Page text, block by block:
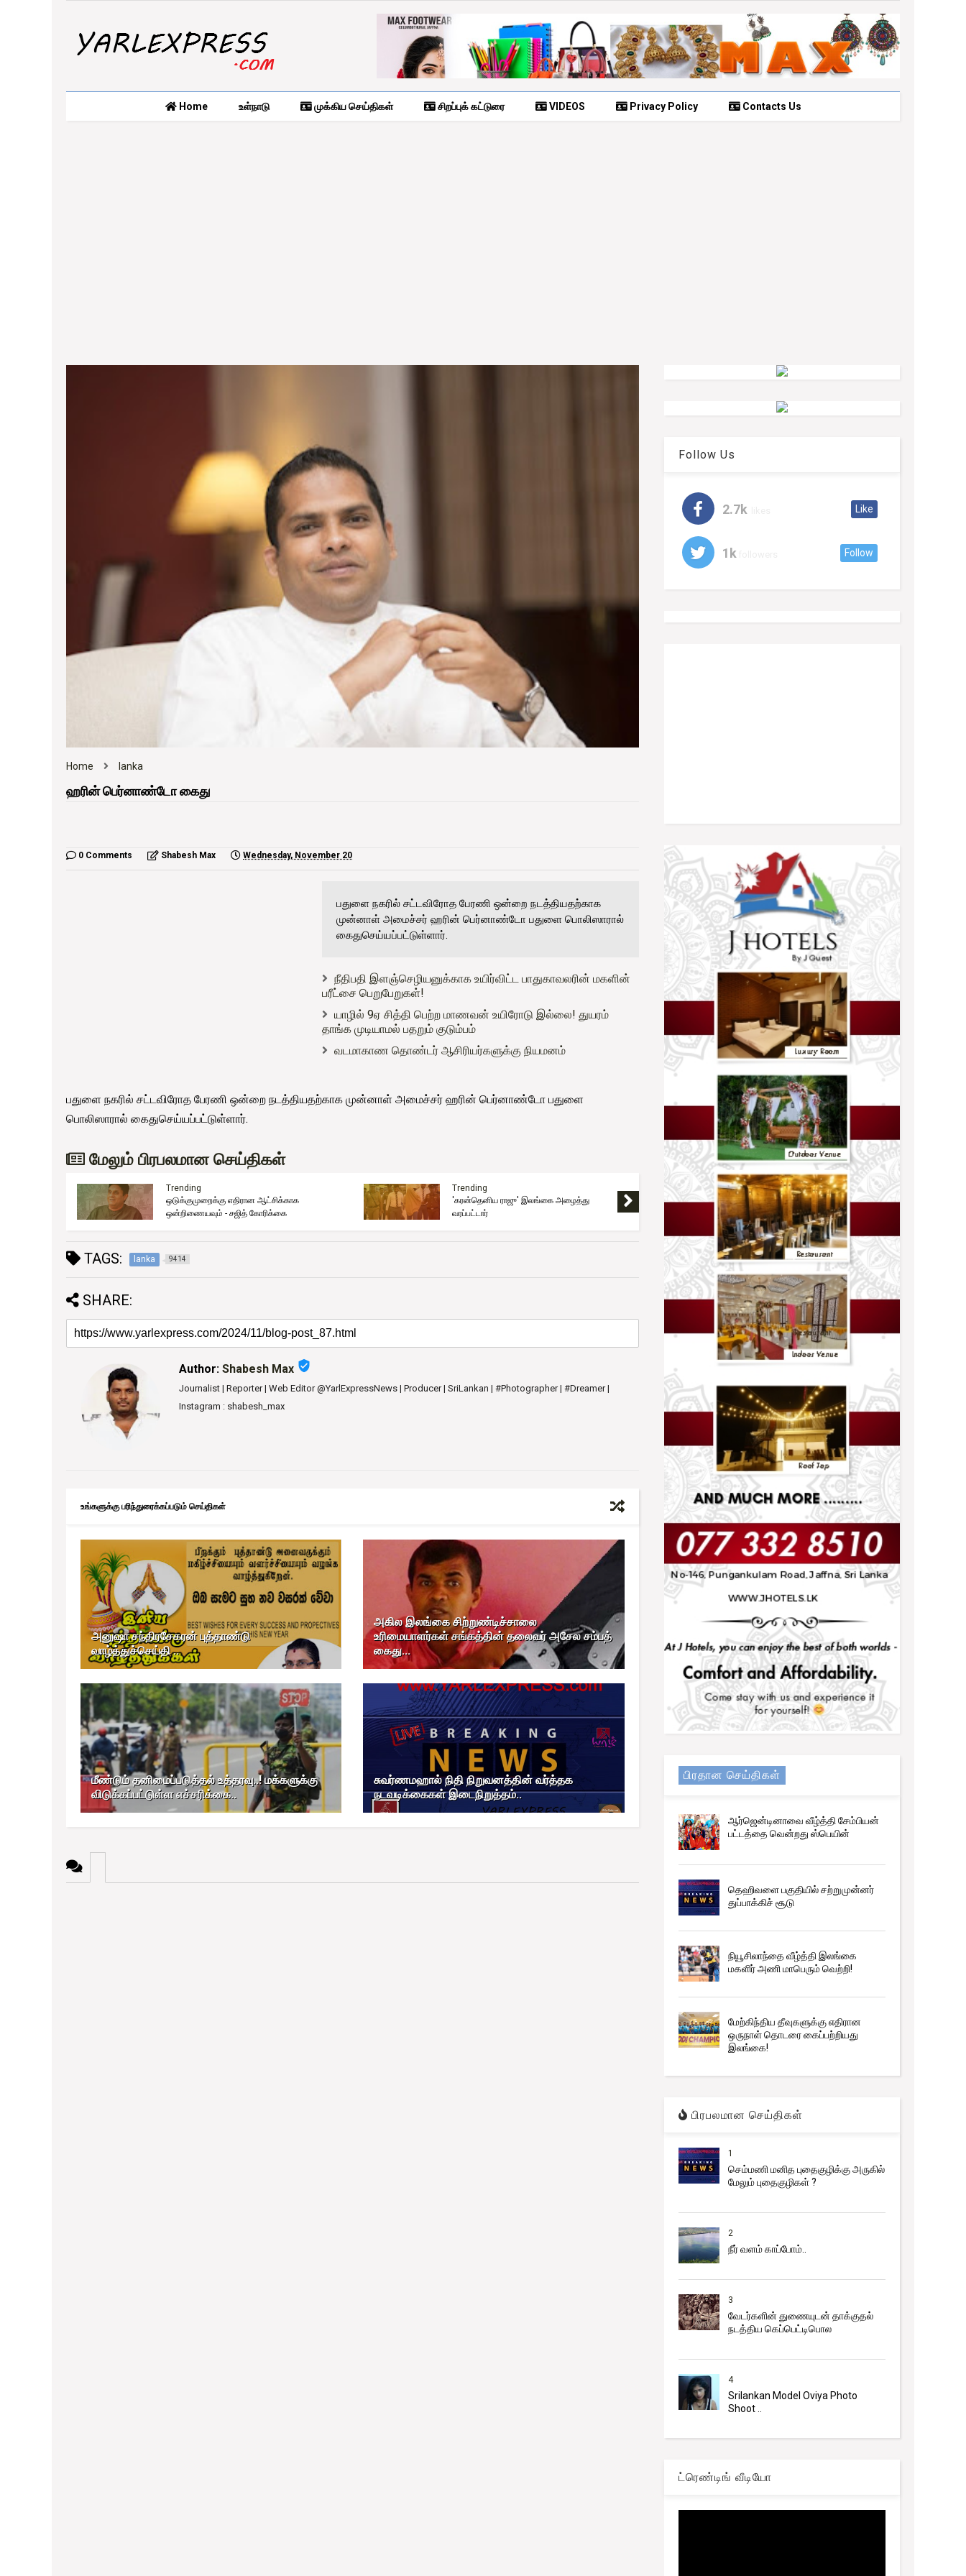
Home உள்நாடு முக்கிய செய்திகள் சிறப்புக் கட்டுரை VIDEOS Privacy Policy Contacts Us
Home lanka
ஹரின் பெர்னாண்டோ கைது
0 Comments Shabesh Max Wednesday, November 20
பதுளை நகரில் சட்டவிரோத பேரணி ஒன்றை நடத்தியதற்காக
முன்னாள் அமைச்சர் ஹரின் பெர்னாண்டோ பதுளை பொலிஸாரால்
கைதுசெய்யப்பட்டுள்ளார்.
நீதிபதி இளஞ்செழியனுக்காக உயிர்விட்ட பாதுகாவலரின் மகளின்
பரீட்சை பெறுபேறுகள்!
யாழில் 9ஏ சித்தி பெற்ற மாணவன் உயிரோடு இல்லை! துயரம்
தாங்க முடியாமல் பதறும் குடும்பம்
வடமாகாண தொண்டர் ஆசிரியர்களுக்கு நியமனம்
பதுளை நகரில் சட்டவிரோத பேரணி ஒன்றை நடத்தியதற்காக முன்னாள் அமைச்சர் ஹரின் பெர்னாண்டோ பதுளை
பொலிஸாரால் கைதுசெய்யப்பட்டுள்ளார்.
மேலும் பிரபலமான செய்திகள்
Trending
ஒடுக்குமுறைக்கு எதிரான ஆட்சிக்காக
ஒன்றிணையவும் - சஜித் கோரிக்கை
Trending
'கரன்தெனிய ராஜு' இலங்கை அழைத்து
வரப்பட்டார்
Trending
நிர்ணயிக்கப்பட்ட திகதிகளில் பரீட்சைகள்
நடைபெறும் - ஆணையாளர் நாயகம்
TAGS: lanka 9414
SHARE:
Author: Shabesh Max verified_user
Journalist | Reporter | Web Editor @YarlExpressNews | Producer | SriLankan | #Photographer | #Dreamer |
Instagram : shabesh_max
உங்களுக்கு பரிந்துரைக்கப்படும் செய்திகள்
அனுஷா சந்திரசேகரன் புத்தாண்டு
வாழ்த்துச்செய்தி ..
அகில இலங்கை சிற்றுண்டிச்சாலை
உரிமையாளர்கள் சங்கத்தின் தலைவர் அசேல சம்பத்
கைது...
மீண்டும் தனிமைப்படுத்தல் உத்தரவு..! மக்களுக்கு
விடுக்கப்பட்டுள்ள எச்சரிக்கை..
சுவர்ணமஹால் நிதி நிறுவனத்தின் வர்த்தக
நடவடிக்கைகள் இடைநிறுத்தம்..
Follow Us
2.7k Like
1k Follow
பிரதான செய்திகள்
ஆர்ஜென்டினாவை வீழ்த்தி சேம்பியன்
பட்டத்தை வென்றது ஸ்பெயின்
தெஹிவளை பகுதியில் சற்றுமுன்னர்
துப்பாக்கிச் சூடு
நியூசிலாந்தை வீழ்த்தி இலங்கை
மகளிர் அணி மாபெரும் வெற்றி!
மேற்கிந்திய தீவுகளுக்கு எதிரான
ஒருநாள் தொடரை கைப்பற்றியது
இலங்கை!
பிரபலமான செய்திகள்
1
செம்மணி மனித புதைகுழிக்கு அருகில்
மேலும் புதைகுழிகள் ?
2
நீர் வளம் காப்போம்..
3
வேடர்களின் துணையுடன் தாக்குதல்
நடத்திய கெப்பெட்டிபொல
4
Srilankan Model Oviya Photo
Shoot ..
ட்ரெண்டிங் வீடியோ